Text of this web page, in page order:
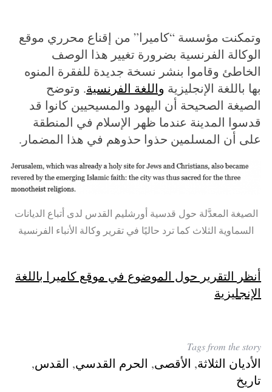
وتمكنت مؤسسة “كاميرا” من إقناع محرري موقع
الوكالة الفرنسية بضرورة تغيير هذا الوصف
الخاطئ وقاموا بنشر نسخة جديدة للفقرة المنوه
بها باللغة الإنجليزية واللغة الفرنسية. وتوضح
الصيغة الصحيحة أن اليهود والمسيحيين كانوا قد
قدسوا المدينة عندما ظهر الإسلام في المنطقة
على أن المسلمين حذوا حذوهم في هذا المضمار.
الصيغة المعدَّلة حول قدسية أورشليم القدس لدى أتباع الديانات
السماوية الثلاث كما ترد حاليًا في تقرير وكالة الأنباء الفرنسية
أنظر التقرير حول الموضوع في موقع كاميرا باللغة
الإنجليزية
Tags from the story
الأديان الثلاثة, الأقصى, الحرم القدسي, القدس,
تاريخ